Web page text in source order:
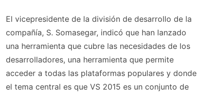
El vicepresidente de la división de desarrollo de la
compañía, S. Somasegar, indicó que han lanzado
una herramienta que cubre las necesidades de los
desarrolladores, una herramienta que permite
acceder a todas las plataformas populares y donde
el tema central es que VS 2015 es un conjunto de